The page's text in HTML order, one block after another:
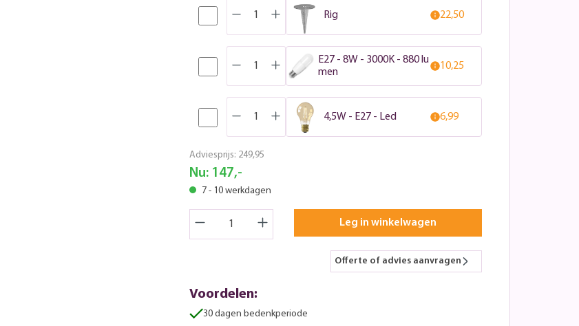
Rig 22,50
E27 - 8W - 3000K - 880 lu
men
10,25
4,5W - E27 - Led 6,99
Adviesprijs: 249,95
Nu: 147,-
7 - 10 werkdagen
Leg in winkelwagen
Offerte of advies aanvragen
Voordelen:
30 dagen bedenkperiode